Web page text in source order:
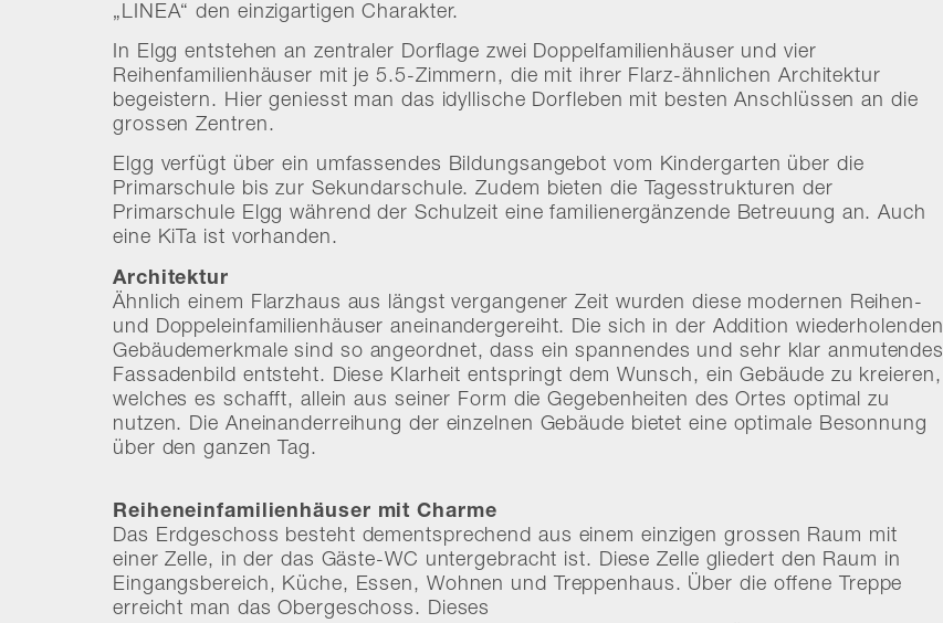
„LINEA“ den einzigartigen Charakter.
In Elgg entstehen an zentraler Dorflage zwei Doppelfamilienhäuser und vier
Reihenfamilienhäuser mit je 5.5-Zimmern, die mit ihrer Flarz-ähnlichen Architektur
begeistern. Hier geniesst man das idyllische Dorfleben mit besten Anschlüssen an die
grossen Zentren.
Elgg verfügt über ein umfassendes Bildungsangebot vom Kindergarten über die
Primarschule bis zur Sekundarschule. Zudem bieten die Tagesstrukturen der
Primarschule Elgg während der Schulzeit eine familienergänzende Betreuung an. Auch
eine KiTa ist vorhanden.
Architektur
Ähnlich einem Flarzhaus aus längst vergangener Zeit wurden diese modernen Reihen-
und Doppeleinfamilienhäuser aneinandergereiht. Die sich in der Addition wiederholenden
Gebäudemerkmale sind so angeordnet, dass ein spannendes und sehr klar anmutendes
Fassadenbild entsteht. Diese Klarheit entspringt dem Wunsch, ein Gebäude zu kreieren,
welches es schafft, allein aus seiner Form die Gegebenheiten des Ortes optimal zu
nutzen. Die Aneinanderreihung der einzelnen Gebäude bietet eine optimale Besonnung
über den ganzen Tag.
Reiheneinfamilienhäuser mit Charme
Das Erdgeschoss besteht dementsprechend aus einem einzigen grossen Raum mit
einer Zelle, in der das Gäste-WC untergebracht ist. Diese Zelle gliedert den Raum in
Eingangsbereich, Küche, Essen, Wohnen und Treppenhaus. Über die offene Treppe
erreicht man das Obergeschoss. Dieses